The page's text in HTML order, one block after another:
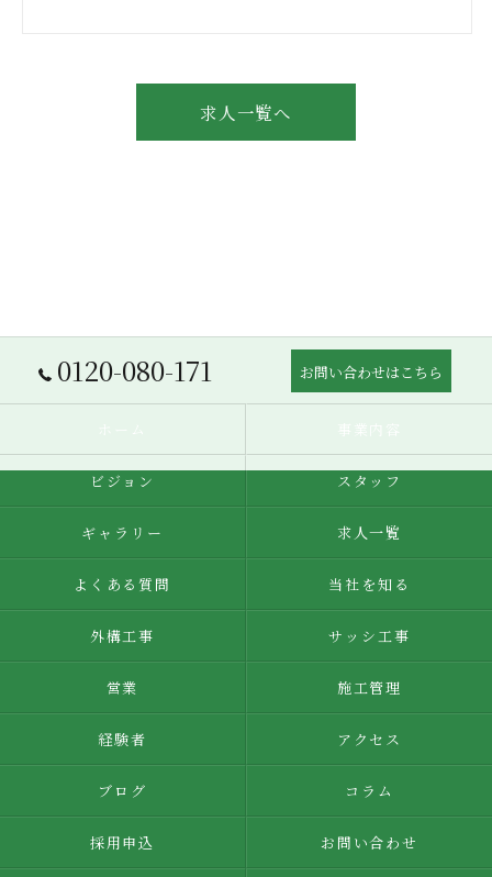
求人一覧へ
0120-080-171 お問い合わせはこちら
ビジョン スタッフ
ギャラリー 求人一覧
よくある質問 当社を知る
外構工事 サッシ工事
営業 施工管理
経験者 アクセス
ブログ コラム
採用申込 お問い合わせ